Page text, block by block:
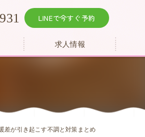
LINEで今すぐ予約
求人情報
差が引き起こす不調と対策まとめ